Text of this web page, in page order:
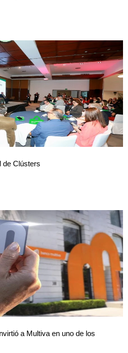
de Clústers
a Multiva en uno de los